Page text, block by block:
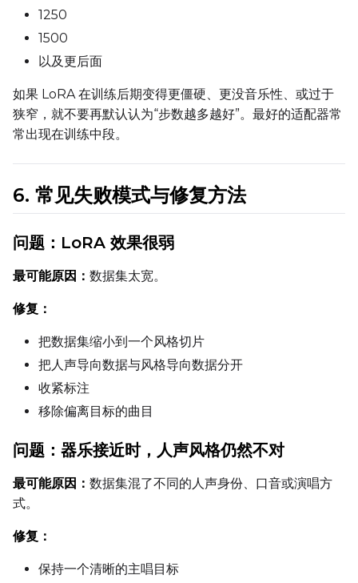
1250
1500
以及更后面
如果 LoRA 在训练后期变得更僵硬、更没音乐性、或过于
狭窄，就不要再默认认为“步数越多越好”。最好的适配器常
常出现在训练中段。
6. 常见失败模式与修复方法
问题：LoRA 效果很弱
最可能原因： 数据集太宽。
修复：
把数据集缩小到一个风格切片
把人声导向数据与风格导向数据分开
收紧标注
移除偏离目标的曲目
问题：器乐接近时，人声风格仍然不对
最可能原因： 数据集混了不同的人声身份、口音或演唱方
式。
修复：
保持一个清晰的主唱目标